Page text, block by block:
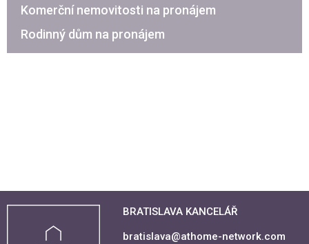
Komerční nemovitosti na pronájem
Rodinný dům na pronájem
BRATISLAVA KANCELÁŘ
bratislava@athome-network.com